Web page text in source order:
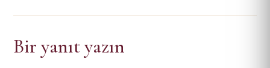
Bir yanıt yazın